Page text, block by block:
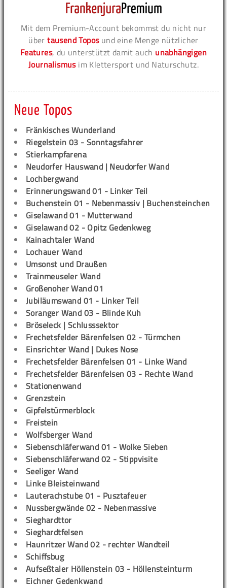
Mit dem Premium-Account bekommst du nicht nur
übertausend Toposund eine Menge nützlicher
Features, du unterstützt damit auch unabhängigen
Journalismusim Klettersport und Naturschutz.
Neue Topos
Fränkisches Wunderland
Riegelstein 03 - Sonntagsfahrer
Stierkampfarena
Neudorfer Hauswand | Neudorfer Wand
Lochbergwand
Erinnerungswand 01 - Linker Teil
Buchenstein 01 - Nebenmassiv | Buchensteinchen
Giselawand 01 - Mutterwand
Giselawand 02 - Opitz Gedenkweg
Kainachtaler Wand
Lochauer Wand
Umsonst und Draußen
Trainmeuseler Wand
Großenoher Wand 01
Jubiläumswand 01 - Linker Teil
Soranger Wand 03 - Blinde Kuh
Bröseleck | Schlusssektor
Frechetsfelder Bärenfelsen 02 - Türmchen
Einsrichter Wand | Dukes Nose
Frechetsfelder Bärenfelsen 01 - Linke Wand
Frechetsfelder Bärenfelsen 03 - Rechte Wand
Stationenwand
Grenzstein
Gipfelstürmerblock
Freistein
Wolfsberger Wand
Siebenschläferwand 01 - Wolke Sieben
Siebenschläferwand 02 - Stippvisite
Seeliger Wand
Linke Bleisteinwand
Lauterachstube 01 - Pusztafeuer
Nussbergwände 02 - Nebenmassive
Sieghardttor
Sieghardtfelsen
Haunritzer Wand 02 - rechter Wandteil
Schiffsbug
Aufseßtaler Höllenstein 03 - Höllensteinturm
Eichner Gedenkwand